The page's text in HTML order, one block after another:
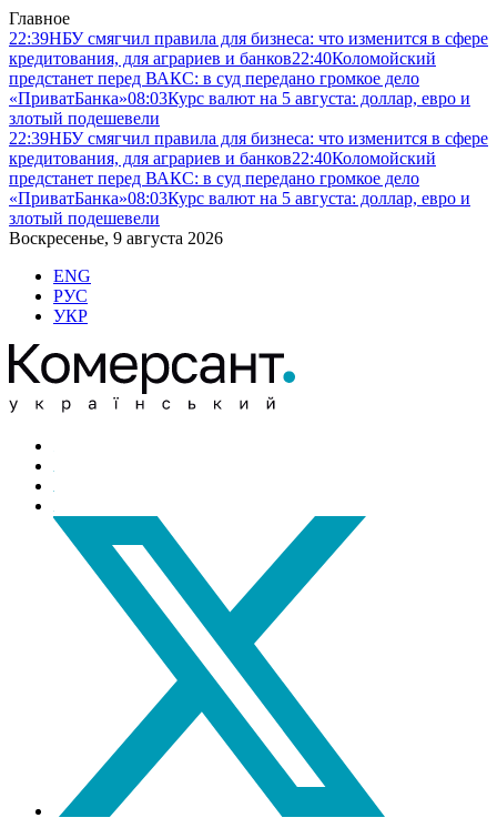
Главное
22:39НБУ смягчил правила для бизнеса: что изменится в сфере
кредитования, для аграриев и банков22:40Коломойский
предстанет перед ВАКС: в суд передано громкое дело
«ПриватБанка»08:03Курс валют на 5 августа: доллар, евро и
злотый подешевели
22:39НБУ смягчил правила для бизнеса: что изменится в сфере
кредитования, для аграриев и банков22:40Коломойский
предстанет перед ВАКС: в суд передано громкое дело
«ПриватБанка»08:03Курс валют на 5 августа: доллар, евро и
злотый подешевели
Воскресенье, 9 августа 2026
ENG
РУС
УКР